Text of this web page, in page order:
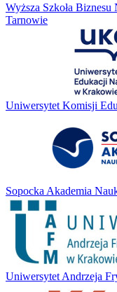
Wyższa Szkoła
Tarnowie
Uniwersytet Komisji
Sopocka Akademia
Uniwersytet Andrzeja